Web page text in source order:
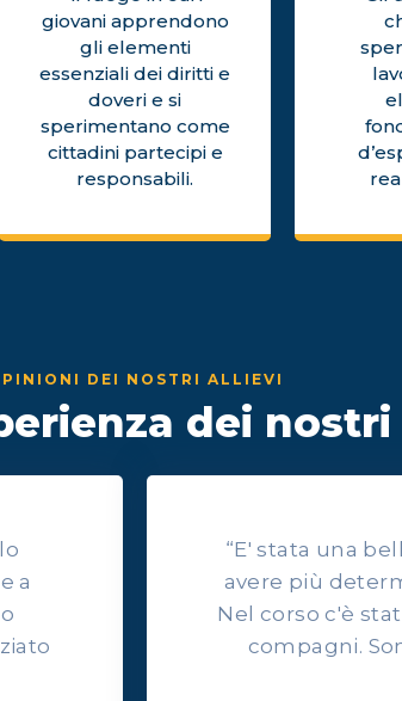
giovani apprendono
gli elementi
essenziali dei diritti e
doveri e si
sperimentano come
cittadini partecipi e
responsabili.
DEI NOSTRI ALLIEVI
dei
a
“E' stata una
avere più
Nel corso c'è
compagni.